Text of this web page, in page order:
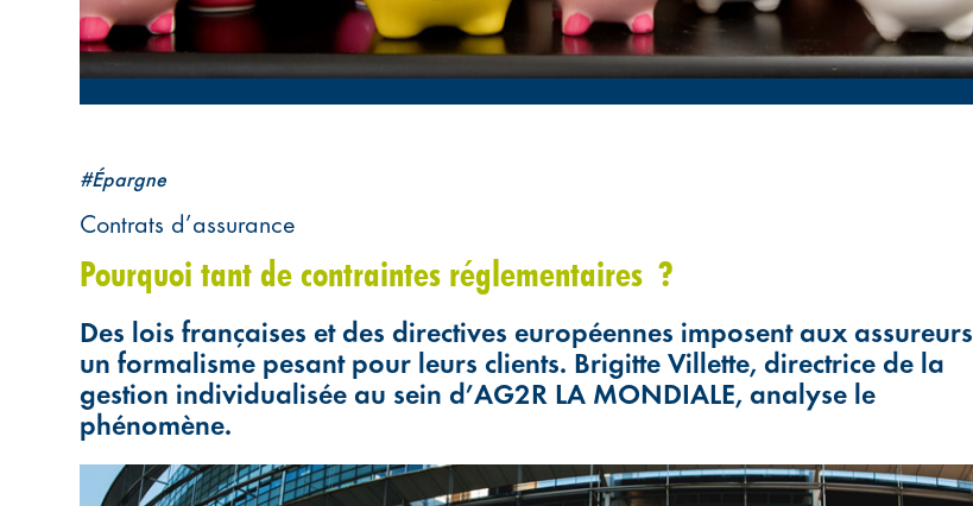
#Épargne
Contrats d’assurance
Pourquoi tant de contraintes réglementaires ?
Des lois françaises et des directives européennes imposent aux assureurs
un formalisme pesant pour leurs clients. Brigitte Villette, directrice de la
gestion individualisée au sein d’AG2R LA MONDIALE, analyse le
phénomène.